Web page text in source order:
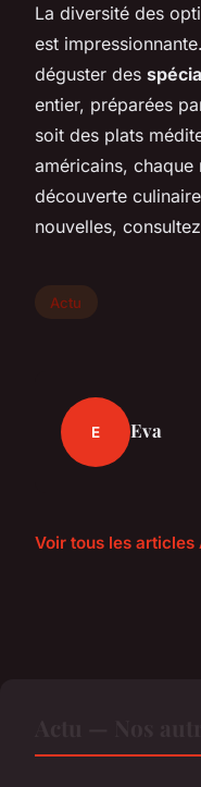
La diversité des
est
déguster des
entier, préparées
soit des plats
américains, chaque
découverte
nouvelles,
Actu
E Eva
Voir tous les